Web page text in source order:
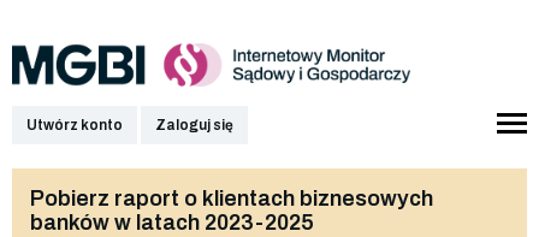
Utwórz konto Zaloguj się
Pobierz raport o klientach biznesowych
banków w latach 2023-2025